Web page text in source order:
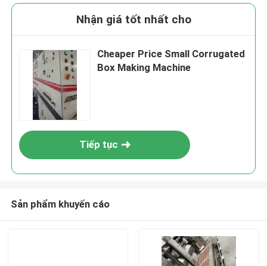
Nhận giá tốt nhất cho
Cheaper Price Small Corrugated
Box Making Machine
Tiếp tục
Sản phẩm khuyến cáo